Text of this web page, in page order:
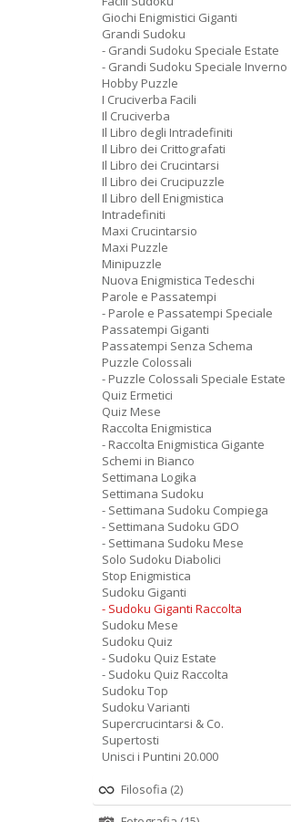
Giochi Enigmistici Giganti
Grandi Sudoku
- Grandi Sudoku Speciale Estate
- Grandi Sudoku Speciale Inverno
Hobby Puzzle
I Cruciverba Facili
Il Cruciverba
Il Libro degli Intradefiniti
Il Libro dei Crittografati
Il Libro dei Crucintarsi
Il Libro dei Crucipuzzle
Il Libro dell Enigmistica
Intradefiniti
Maxi Crucintarsio
Maxi Puzzle
Minipuzzle
Nuova Enigmistica Tedeschi
Parole e Passatempi
- Parole e Passatempi Speciale
Passatempi Giganti
Passatempi Senza Schema
Puzzle Colossali
- Puzzle Colossali Speciale Estate
Quiz Ermetici
Quiz Mese
Raccolta Enigmistica
- Raccolta Enigmistica Gigante
Schemi in Bianco
Settimana Logika
Settimana Sudoku
- Settimana Sudoku Compiega
- Settimana Sudoku GDO
- Settimana Sudoku Mese
Solo Sudoku Diabolici
Stop Enigmistica
Sudoku Giganti
- Sudoku Giganti Raccolta
Sudoku Mese
Sudoku Quiz
- Sudoku Quiz Estate
- Sudoku Quiz Raccolta
Sudoku Top
Sudoku Varianti
Supercrucintarsi & Co.
Supertosti
Unisci i Puntini 20.000
Filosofia (2)